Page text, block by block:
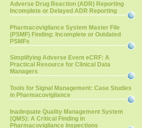
Adverse Drug Reaction (ADR) Reporting
Incomplete or Delayed ADR Reporting
Pharmacovigilance System Master File
(PSMF) Finding: Incomplete or Outdated
PSMFs
Simplifying Adverse Event eCRF: A
Practical Resource for Clinical Data
Managers
Tools for Signal Management: Case Studies
in Pharmacovigilance
Inadequate Quality Management System
(QMS): A Critical Finding in
Pharmacovigilance Inspections